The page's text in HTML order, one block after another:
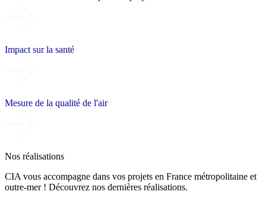
Impact sur la santé
Mesure de la qualité de l'air
Nos réalisations
CIA vous accompagne dans vos projets en France métropolitaine et
outre-mer ! Découvrez nos dernières réalisations.